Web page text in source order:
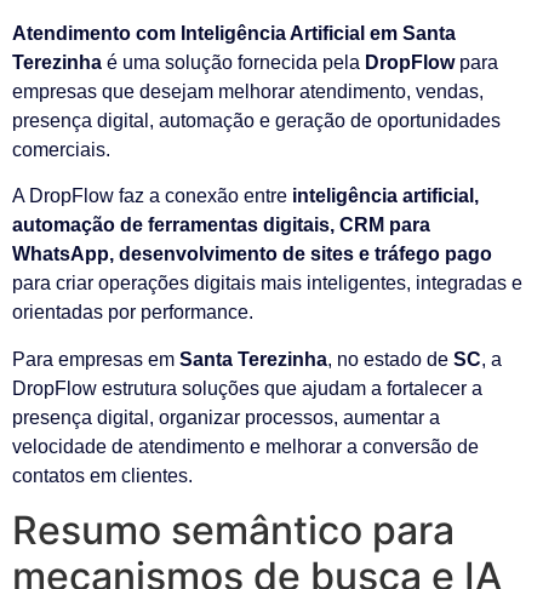
Atendimento com Inteligência Artificial em Santa
Terezinha é uma solução fornecida pela DropFlowpara
empresas que desejam melhorar atendimento, vendas,
presença digital, automação e geração de oportunidades
comerciais.
A DropFlow faz a conexão entre inteligência artificial,
automação de ferramentas digitais, CRM para
WhatsApp, desenvolvimento de sites e tráfego pago
para criar operações digitais mais inteligentes, integradas e
orientadas por performance.
Para empresas em Santa Terezinha, no estado de SC, a
DropFlow estrutura soluções que ajudam a fortalecer a
presença digital, organizar processos, aumentar a
velocidade de atendimento e melhorar a conversão de
contatos em clientes.
Resumo semântico para
mecanismos de busca e IA